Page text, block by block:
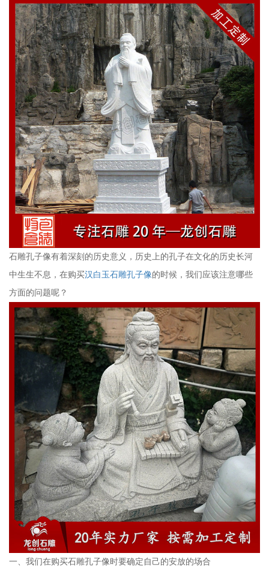
石雕孔子像有着深刻的历史意义，历史上的孔子在文化的历史长河
中生生不息，在购买汉白玉石雕孔子像的时候，我们应该注意哪些
方面的问题呢？
一、我们在购买石雕孔子像时要确定自己的安放的场合